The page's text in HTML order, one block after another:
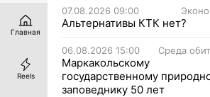
07.08.2026 09:00
Альтернативы КТК нет?
06.08.2026 15:00 Среда
Маркакольскому
государственному
заповеднику 50 лет
Главная
Reels